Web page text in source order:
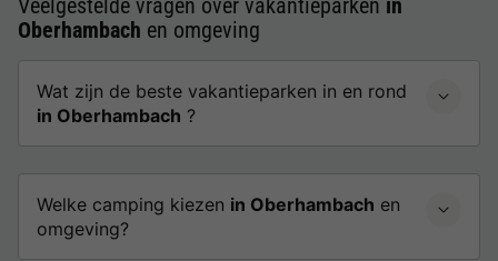
Veelgestelde vragen over vakantieparken in
Oberhambach en omgeving
Wat zijn de beste vakantieparken in en rond
in Oberhambach ?
Welke camping kiezen in Oberhambach en
omgeving?